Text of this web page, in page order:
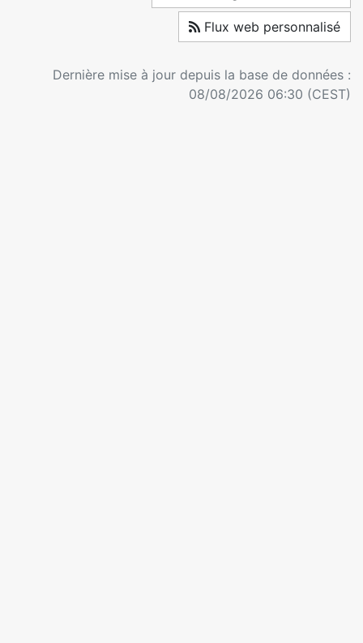
Flux web personnalisé
Dernière mise à jour depuis la base de données :
08/08/2026 06:30 (CEST)